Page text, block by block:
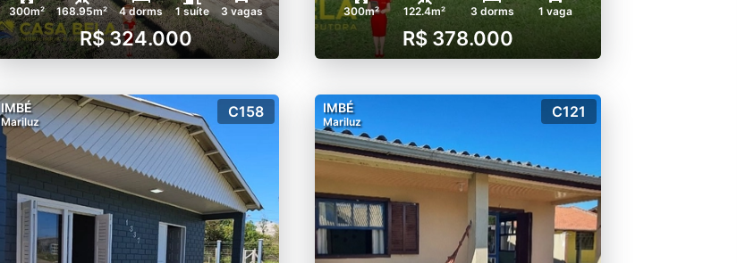
300m² 168.95m² 4 dorms 1 suíte 3 vagas
R$ 324.000
300m² 122.4m² 3 dorms 1 vaga
R$ 378.000
IMBÉ
Mariluz
C158 IMBÉ
Mariluz
C121